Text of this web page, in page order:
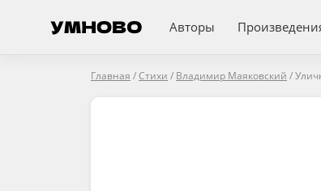
Авторы
Главная /Стихи / Владимир Маяковский /